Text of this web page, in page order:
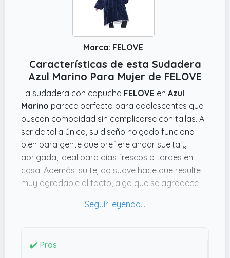
Marca: FELOVE
Características de esta Sudadera
Azul Marino Para Mujer de FELOVE
La sudadera con capucha FELOVE en Azul
Marino parece perfecta para adolescentes que
buscan comodidad sin complicarse con tallas. Al
ser de talla única, su diseño holgado funciona
bien para gente que prefiere andar suelta y
abrigada, ideal para días frescos o tardes en
casa. Además, su tejido suave hace que resulte
muy agradable al tacto, algo que se agradece
apriete ni se sienta incómodo.
manta portátil gracias a su corte grande y
✔️ Pros